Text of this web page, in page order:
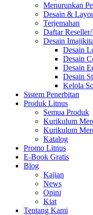
Menurunkan
Desain &
Terjemahan
Daftar
Desain Imajikita
Desain
Desain
Desain
Desain
Kelola
Sistem Penerbitan
Produk Litnus
Semua Produk
Kurikulum
Kurikulum
Katalog
Promo Litnus
E-Book Gratis
Blog
Kajian
News
Opini
Kiat
Tentang Kami